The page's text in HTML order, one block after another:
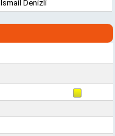
İsmail Denizli